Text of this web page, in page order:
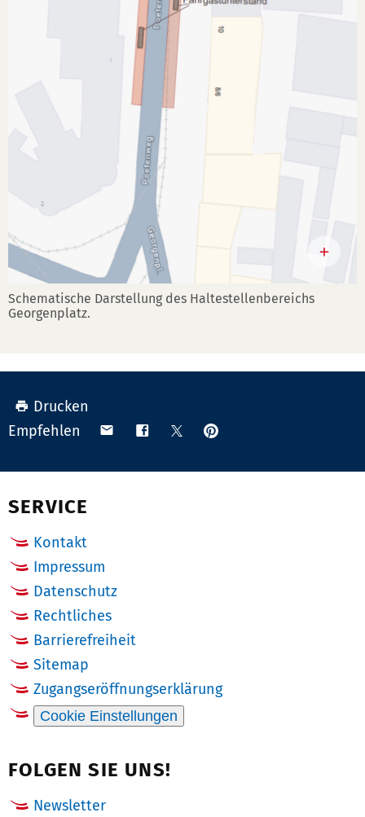
Schematische Darstellung des Haltestellenbereichs
Georgenplatz.
Drucken
Empfehlen
Teilen Teilen TeilenAnpinnen
SERVICE
Kontakt
Impressum
Datenschutz
Rechtliches
Barrierefreiheit
Sitemap
Zugangseröffnungserklärung
Cookie Einstellungen
FOLGEN SIE UNS!
Newsletter